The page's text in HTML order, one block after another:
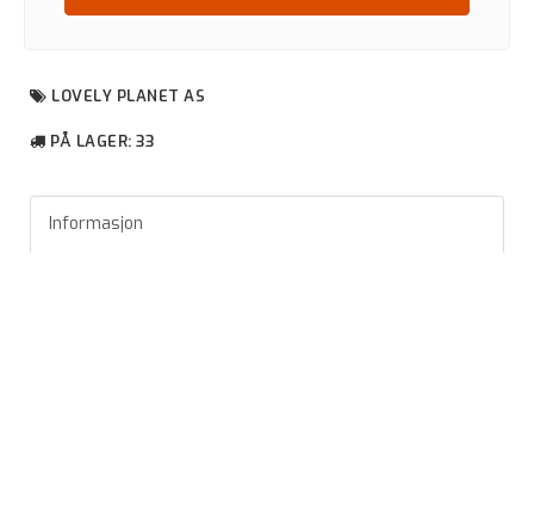
LOVELY PLANET AS
PÅ LAGER: 33
Informasjon